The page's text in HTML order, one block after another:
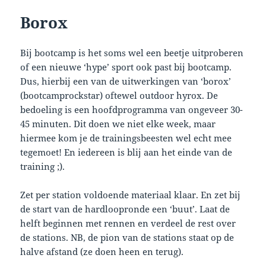
Borox
Bij bootcamp is het soms wel een beetje uitproberen
of een nieuwe ‘hype’ sport ook past bij bootcamp.
Dus, hierbij een van de uitwerkingen van ‘borox’
(bootcamprockstar) oftewel outdoor hyrox. De
bedoeling is een hoofdprogramma van ongeveer 30-
45 minuten. Dit doen we niet elke week, maar
hiermee kom je de trainingsbeesten wel echt mee
tegemoet! En iedereen is blij aan het einde van de
training ;).
Zet per station voldoende materiaal klaar. En zet bij
de start van de hardloopronde een ‘buut’. Laat de
helft beginnen met rennen en verdeel de rest over
de stations. NB, de pion van de stations staat op de
halve afstand (ze doen heen en terug).